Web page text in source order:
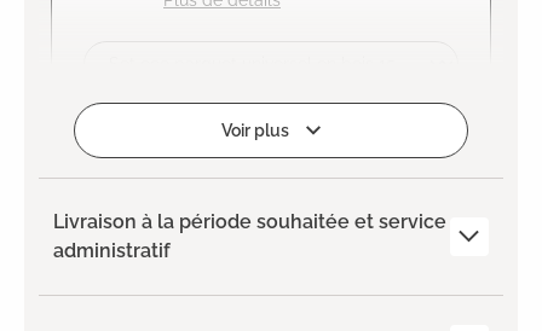
Voir plus
Livraison à la période souhaitée et service
administratif